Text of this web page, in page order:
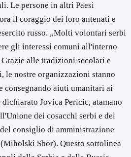
Le persone in altri Paesi
il coraggio dei loro antenati e
russo. „Molti volontari serbi
gli interessi comuni all'interno
alle tradizioni secolari e
le nostre organizzazioni stanno
consegnando aiuti umanitari ai
Jovica Pericic, atamano
dei cosacchi serbi e del
consiglio di amministrazione
Sbor). Questo sottolinea